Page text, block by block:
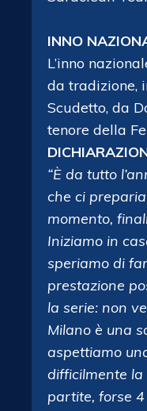
INNO
L’inno
da tradizione,
Scudetto, da
tenore della
“È da tutto
che ci
momento,
Iniziamo in
speriamo di
prestazione
la serie: non
Milano è una
aspettiamo
difficilmente
partite, forse